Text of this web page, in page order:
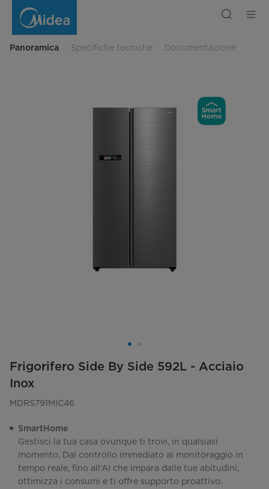
AcciaioPanoramica Specifiche tecniche Documentazione
Frigorifero Side By Side 592L - Acciaio
Inox
MDRS791MIC46
SmartHome
Gestisci la tua casa ovunque ti trovi, in qualsiasi
momento. Dal controllo immediato al monitoraggio in
tempo reale, fino all’AI che impara dalle tue abitudini,
ottimizza i consumi e ti offre supporto proattivo.